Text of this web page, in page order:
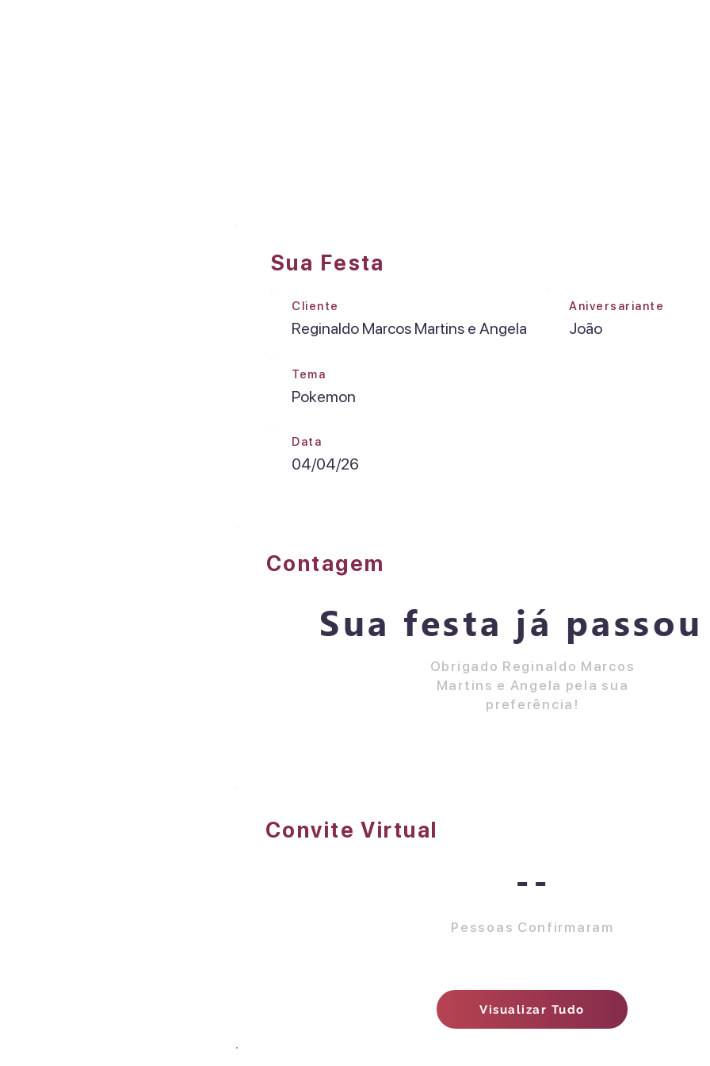
Sua Festa
Cliente
Reginaldo Marcos Martins e Angela
Aniversariante
João
Tema
Pokemon
Data
04/04/26
Contagem
Sua festa já
Obrigado Reginaldo Marcos
Martins e Angela pela sua
preferência!
Convite Virtual
--
Pessoas Confirmaram
Visualizar Tudo